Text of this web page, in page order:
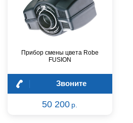
Прибор смены цвета Robe
FUSION
Звоните
50 200 р.